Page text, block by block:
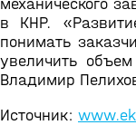
механического
в КНР.
понимать
увеличить
Владимир
Источник: